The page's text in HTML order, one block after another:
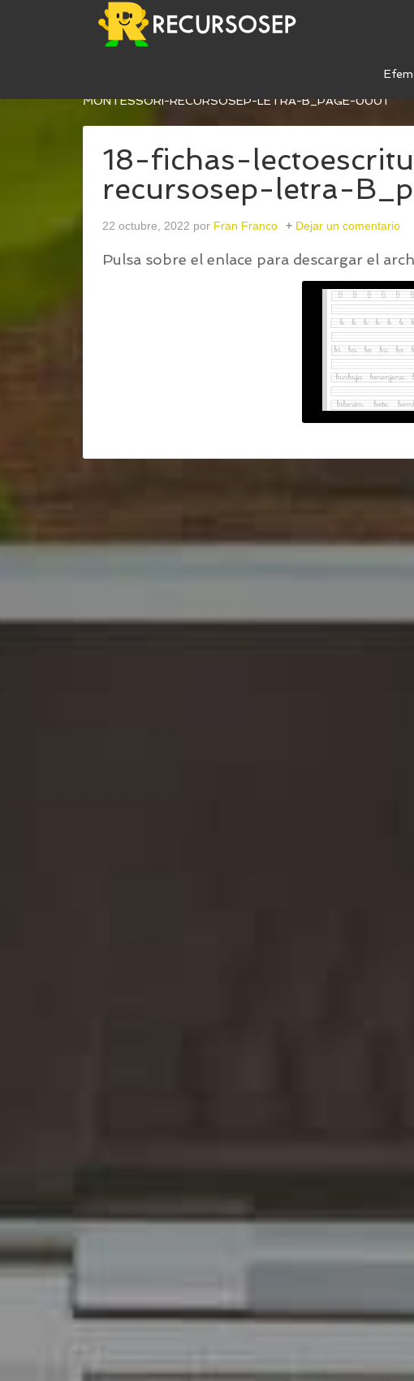
MONTESSORI-RECURSOSEP-LETRA-B_PAGE-0001
18-fichas-
recursosep-letra-
22 octubre, 2022 por Fran Franco Dejar un comentario
Pulsa sobre el enlace para descargar el